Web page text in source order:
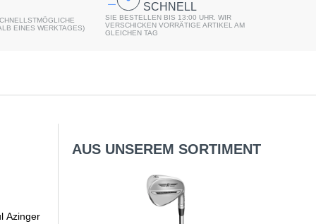
EINES WERKTAGES)
SCHNELL
SIE BESTELLEN BIS 13:00 UHR. WIR
VERSCHICKEN VORRÄTIGE ARTIKEL AM
GLEICHEN TAG
Azinger
AUS UNSEREM SORTIMENT